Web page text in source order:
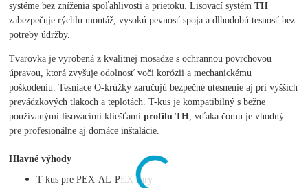
systéme bez zníženia spoľahlivosti a prietoku. Lisovací systémTH
zabezpečuje rýchlu montáž, vysokú pevnosť spoja a dlhodobú tesnosť bez
potreby údržby.
Tvarovka je vyrobená z kvalitnej mosadze s ochrannou povrchovou
úpravou, ktorá zvyšuje odolnosť voči korózii a mechanickému
poškodeniu. Tesniace O-krúžky zaručujú bezpečné utesnenie aj pri vyšších
prevádzkových tlakoch a teplotách. T-kus je kompatibilný s bežne
používanými lisovacími kliešťamiprofilu TH, vďaka čomu je vhodný
pre profesionálne aj domáce inštalácie.
Hlavné výhody
T-kus pre PEX-AL-PEX rúry